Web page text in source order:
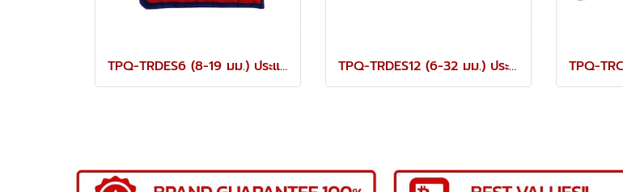
TPQ-TRDES6 (8-19 มม.) ประแจปากตายชุด 6 ตัว TOREX TPQ-TRDES12 (6-32 มม.) ประแจปากตายชุด 12 ตัว TOREX